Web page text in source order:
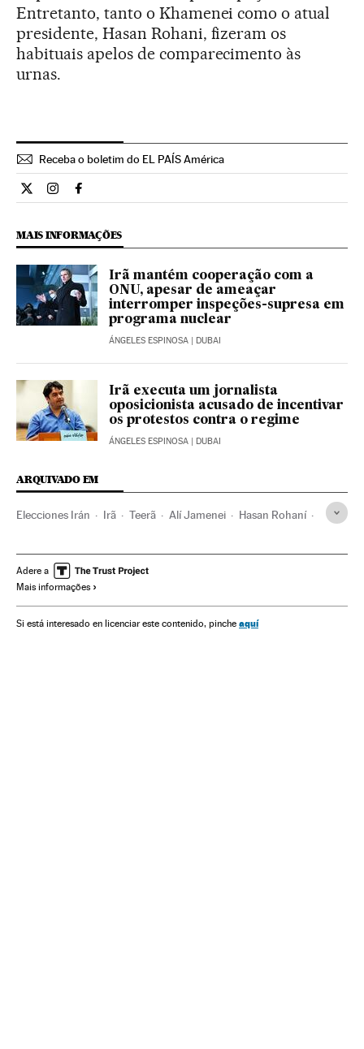
Entretanto, tanto o Khamenei como o atual
presidente, Hasan Rohani, fizeram os
habituais apelos de comparecimento às
urnas.
Receba o boletim do EL PAÍS América
Internacional El País Brasil en Twitter
Internacional El País Brasil en Instagram
Internacional El País Brasil en Facebook
MAIS INFORMAÇÕES
Irã mantém cooperação com a
ONU, apesar de ameaçar
interromper inspeções-supresa em
programa nuclear
ÁNGELES ESPINOSA | DUBAI
Irã executa um jornalista
oposicionista acusado de incentivar
os protestos contra o regime
ÁNGELES ESPINOSA | DUBAI
ARQUIVADO EM
Elecciones Irán Irã Teerã Alí Jamenei Hasan Rohaní
Economia Coronavirus Covid-19
Adere a
Mais informações
Si está interesado en licenciar este contenido, pinche aquí